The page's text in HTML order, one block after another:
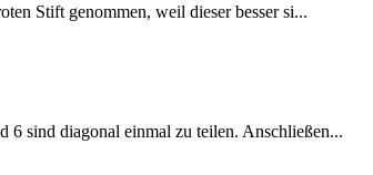
Stift genommen, weil dieser besser si...
6 sind diagonal einmal zu teilen. Anschließen...